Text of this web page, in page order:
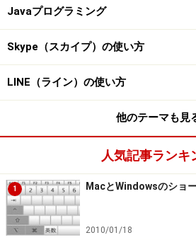
Javaプログラミング
Skype（スカイプ）の使い方
LINE（ライン）の使い方
他のテーマも見
人気記事ランキ
1 MacとWindowsのショ
2010/01/18